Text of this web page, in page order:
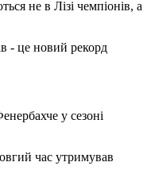
не в Лізі чемпіонів, а
- це новий рекорд
у сезоні
час утримував